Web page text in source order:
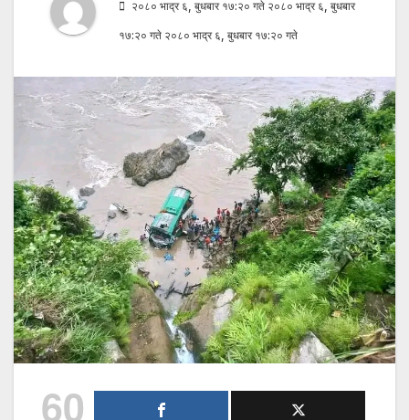
२०८० भाद्र ६, बुधबार १७:२० गते २०८० भाद्र ६, बुधबार
१७:२० गते २०८० भाद्र ६, बुधबार १७:२० गते
60